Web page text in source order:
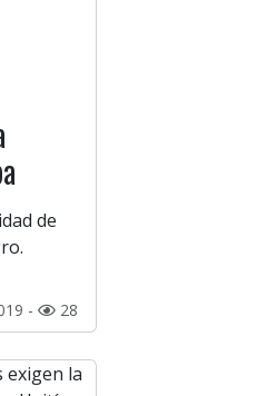
de
- 28